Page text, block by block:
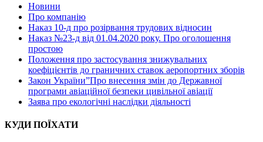
Новини
Про компанію
Наказ 10-д про розірвання трудових відносин
Наказ №23-д від 01.04.2020 року. Про оголошення
простою
Положення про застосування знижувальних
коефіцієнтів до граничних ставок аеропортних зборів
Закон України”Про внесення змін до Державної
програми авіаційної безпеки цивільної авіації
Заява про екологічні наслідки діяльності
КУДИ ПОЇХАТИ